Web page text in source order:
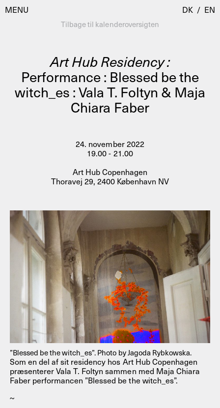
MENU
Besøg
Kalender
Room Room
AHC Channel
Programmer
Artistic Research
Public Programmes
Om
Om AHC
Profiler
Presse
DK / EN
”Blessed be the witch_es”. Photo by Jagoda Rybkowska.
Tilbage til kalenderoversigten
Art Hub Residency :
Performance : Blessed be the
witch_es : Vala T. Foltyn & Maja
Chiara Faber
24. november 2022
19.00 - 21.00
Art Hub Copenhagen
Thoravej 29, 2400 København NV
Som en del af sit residency hos Art Hub Copenhagen
præsenterer Vala T. Foltyn sammen med Maja Chiara
Faber performancen ”Blessed be the witch_es”.
~